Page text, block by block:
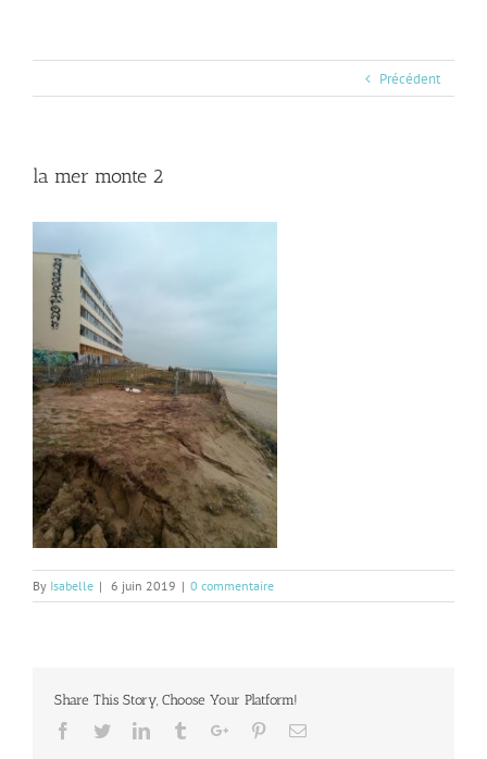
Précédent
la mer monte 2
By Isabelle | 6 juin 2019 | 0 commentaire
Share This Story, Choose Your Platform!
Facebook
TwitterLinkedinTumblrGoogle+PinterestEmail